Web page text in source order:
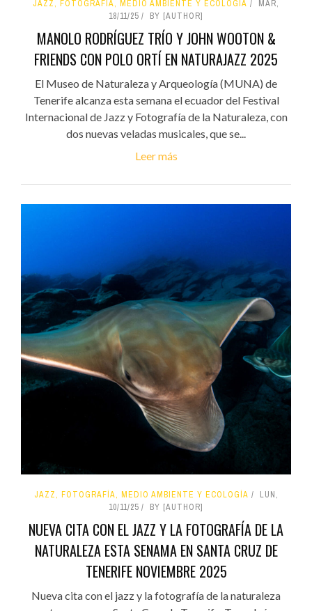
JAZZ, FOTOGRAFÍA, MEDIO AMBIENTE Y ECOLOGÍA
MAR,
18/11/25
BY [AUTHOR]
MANOLO RODRÍGUEZ TRÍO Y JOHN WOOTON &
FRIENDS CON POLO ORTÍ EN NATURAJAZZ 2025
El Museo de Naturaleza y Arqueología (MUNA) de
Tenerife alcanza esta semana el ecuador del Festival
Internacional de Jazz y Fotografía de la Naturaleza, con
dos nuevas veladas musicales, que se...
Leer más
JAZZ, FOTOGRAFÍA, MEDIO AMBIENTE Y ECOLOGÍA
LUN,
10/11/25
BY [AUTHOR]
NUEVA CITA CON EL JAZZ Y LA FOTOGRAFÍA DE LA
NATURALEZA ESTA SENAMA EN SANTA CRUZ DE
TENERIFE NOVIEMBRE 2025
Nueva cita con el jazz y la fotografía de la naturaleza